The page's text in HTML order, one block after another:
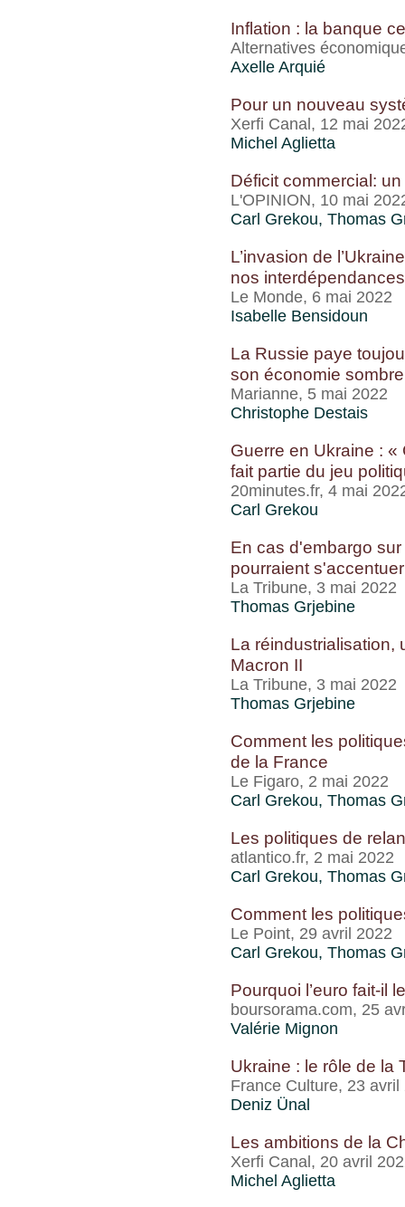
Inflation : la banque
Alternatives
Axelle Arquié
Pour un nouveau
Xerfi Canal, 12 mai
Michel Aglietta
Déficit commercial:
L'OPINION, 10 mai
Carl Grekou, Thomas
L’invasion de
nos interdépendances
Le Monde, 6 mai 2022
Isabelle Bensidoun
La Russie paye
son économie sombre
Marianne, 5 mai 2022
Christophe Destais
Guerre en Ukraine :
fait partie du jeu
20minutes.fr, 4 mai
Carl Grekou
En cas d'embargo
pourraient s'accentuer
La Tribune, 3 mai 2022
Thomas Grjebine
La réindustrialisation,
Macron II
La Tribune, 3 mai 2022
Thomas Grjebine
Comment les
de la France
Le Figaro, 2 mai 2022
Carl Grekou, Thomas
Les politiques de
atlantico.fr, 2 mai 2022
Carl Grekou, Thomas
Comment les
Le Point, 29 avril 2022
Carl Grekou, Thomas
Pourquoi l’euro fait-il
boursorama.com, 25
Valérie Mignon
Ukraine : le rôle de la
France Culture, 23 avril
Deniz Ünal
Les ambitions de la
Xerfi Canal, 20 avril
Michel Aglietta